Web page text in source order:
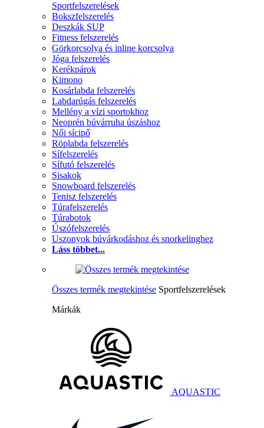
Sportfelszerelések
Bokszfelszerelés
Deszkák SUP
Fitness felszerelés
Görkorcsolya és inline korcsolya
Jóga felszerelés
Kerékpárok
Kimono
Kosárlabda felszerelés
Labdarúgás felszerelés
Mellény a vízi sportokhoz
Neoprén búvárruha úszáshoz
Női sícipő
Röplabda felszerelés
Sífelszerelés
Sífutó felszerelés
Sisakok
Snowboard felszerelés
Tenisz felszerelés
Túrafelszerelés
Túrabotok
Úszófelszerelés
Uszonyok búvárkodáshoz és snorkelinghez
Láss többet...
Összes termék megtekintése Sportfelszerelések
Márkák
AQUASTIC